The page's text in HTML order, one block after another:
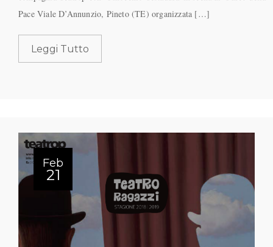
Pace Viale D’Annunzio, Pineto (TE) organizzata […]
Leggi Tutto
Feb
21